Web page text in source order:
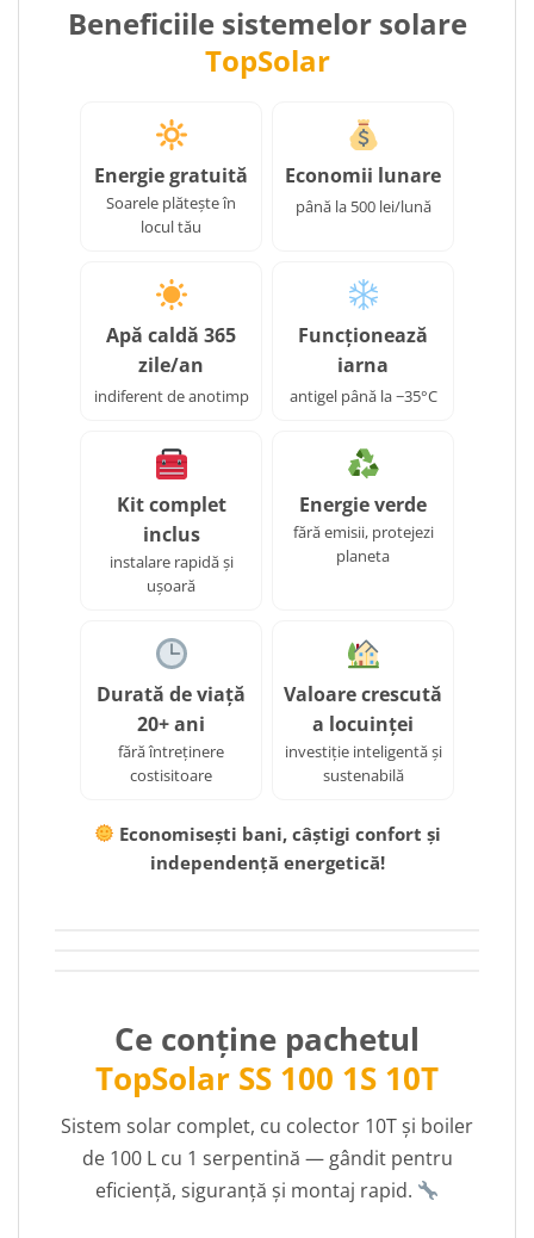
Beneficiile sistemelor solare
TopSolar
Energie gratuită
Soarele plătește în
locul tău
Economii lunare
până la 500 lei/lună
Apă caldă 365
zile/an
indiferent de anotimp
Funcționează
iarna
antigel până la −35°C
Kit complet
inclus
instalare rapidă și
ușoară
Energie verde
fără emisii, protejezi
planeta
Durată de viață
20+ ani
fără întreținere
costisitoare
Valoare crescută
a locuinței
investiție inteligentă și
sustenabilă
Economisești bani, câștigi confort și
independență energetică!
Ce conține pachetul
TopSolar SS 100 1S 10T
Sistem solar complet, cu colector 10T și boiler
de 100 L cu 1 serpentină — gândit pentru
eficiență, siguranță și montaj rapid.